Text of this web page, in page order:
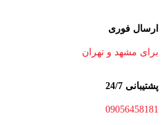
ارسال فوری
برای مشهد و تهران
پشتیبانی 24/7
09056458181